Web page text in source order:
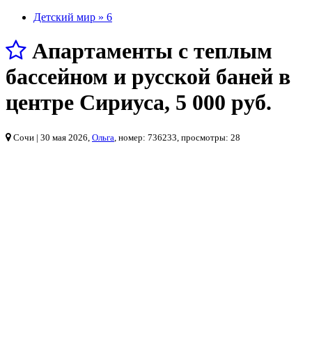
Детский мир » 6
Апартаменты с теплым
бассейном и русской баней в
центре Сириуса, 5 000 руб.
Сочи | 30 мая 2026, Ольга , номер: 736233, просмотры: 28